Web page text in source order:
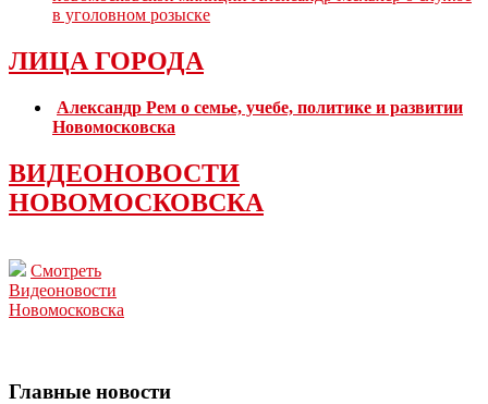
в уголовном розыске
ЛИЦА ГОРОДА
Александр Рем о семье, учебе, политике и развитии
Новомосковска
ВИДЕОНОВОСТИ
НОВОМОСКОВСКА
Смотреть
Видеоновости
Новомосковска
Главные новости